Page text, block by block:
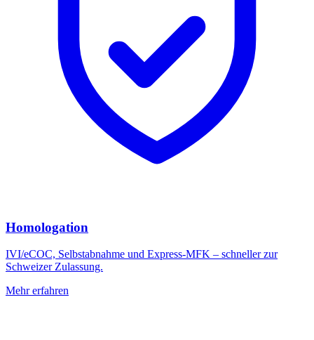
Homologation
IVI/eCOC, Selbstabnahme und Express-MFK – schneller zur
Schweizer Zulassung.
Mehr erfahren